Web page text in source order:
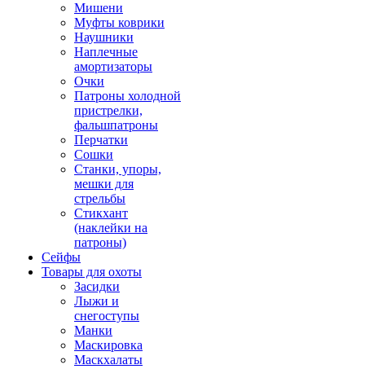
Мишени
Муфты коврики
Наушники
Наплечные
амортизаторы
Очки
Патроны холодной
пристрелки,
фальшпатроны
Перчатки
Сошки
Станки, упоры,
мешки для
стрельбы
Стикхант
(наклейки на
патроны)
Сейфы
Товары для охоты
Засидки
Лыжи и
снегоступы
Манки
Маскировка
Маскхалаты